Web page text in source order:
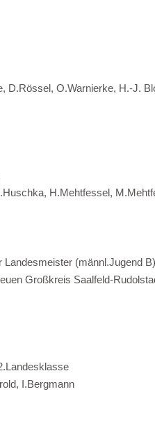
D.Rössel, O.Warnierke, H.-J.
H.Mehtfessel,
Landesmeister (männl.Jugend
Großkreis Saalfeld-
I.Bergmann